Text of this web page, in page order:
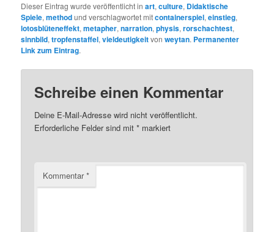
Dieser Eintrag wurde veröffentlicht inart,culture, Didaktische
Spiele,methodund verschlagwortet mitcontainerspiel,einstieg,
lotosblüteneffekt,metapher,narration,physis,rorschachtest,
sinnbild,tropfenstaffel,vieldeutigkeitvonweytan. Permanenter
Link zum Eintrag.
Schreibe einen Kommentar
Deine E-Mail-Adresse wird nicht veröffentlicht.
Erforderliche Felder sind mit* markiert
Kommentar*